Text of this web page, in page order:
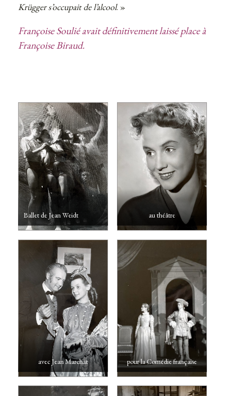
Krügger s’occupait de l’alcool. »
Françoise Soulié avait définitivement laissé place à
Françoise Biraud.
Ballet de Jean Weidt au théâtre
avec Jean Marchat pour la Comédie française